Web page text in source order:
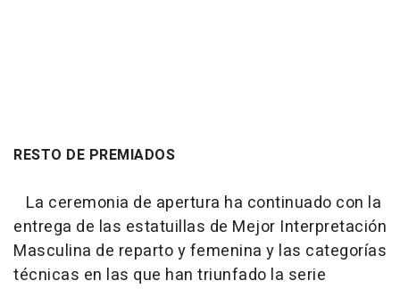
RESTO DE PREMIADOS
La ceremonia de apertura ha continuado con la
entrega de las estatuillas de Mejor Interpretación
Masculina de reparto y femenina y las categorías
técnicas en las que han triunfado la serie